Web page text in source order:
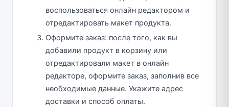
воспользоваться онлайн редактором и
отредактировать макет продукта.
Оформите заказ: после того, как вы
добавили продукт в корзину или
отредактировали макет в онлайн
редакторе, оформите заказ, заполнив все
необходимые данные. Укажите адрес
доставки и способ оплаты.